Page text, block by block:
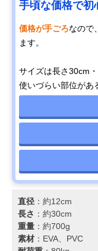
手頃な価格で初
価格が手ごろなので
ます。
サイズは長さ30cm
使いづらい部位があ
直径 ：約12cm
長さ ：約30cm
重量 ：約700g
素材 ：EVA、PVC